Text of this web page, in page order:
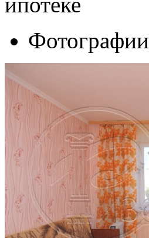
Фотографии